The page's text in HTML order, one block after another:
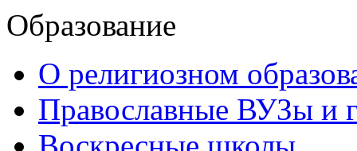
Образование
О религиозном
Православные ВУЗы и